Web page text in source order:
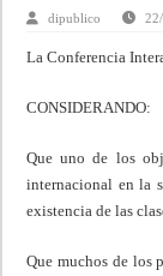
dipublico
La Conferencia
CONSIDERANDO:
Que uno de los
internacional en la
existencia de las
Que muchos de los